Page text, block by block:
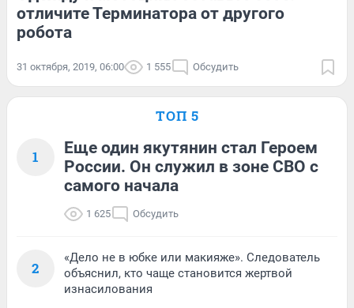
отличите Терминатора от другого
робота
31 октября, 2019, 06:00 1 555 Обсудить
ТОП 5
1
Еще один якутянин стал Героем
России. Он служил в зоне СВО с
самого начала
1 625 Обсудить
2
«Дело не в юбке или макияже». Следователь
объяснил, кто чаще становится жертвой
изнасилования